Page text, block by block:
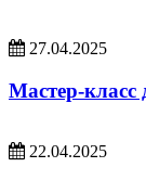
27.04.2025
Мастер-
22.04.2025